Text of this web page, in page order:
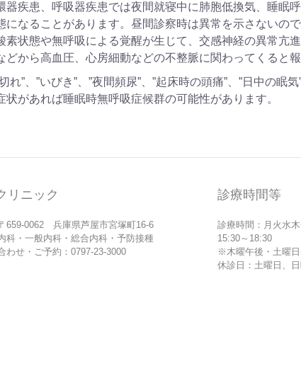
器疾患、呼吸器疾患では夜間就寝中に肺胞低換気、睡眠
になることがあります。昼間診察時は異常を示さないの
素状態や無呼吸による覚醒が生じて、交感神経の異常亢
どから高血圧、心房細動などの不整脈に関わってくると報
れ”、”いびき”、”夜間頻尿”、”起床時の頭痛”、”日中の眠
状があれば睡眠時無呼吸症候群の可能性があります。
リニック
659-0062 兵庫県芦屋市宮塚町16-6
科・一般内科・総合内科・予防接種
わせ・ご予約：0797-23-3000
診療時間等
診療時間：月火水
15:30～18:30
※木曜午後・土曜日
休診日：土曜日、